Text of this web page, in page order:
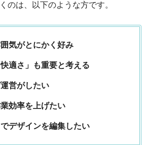
のは、以下のような方です。
気がとにかく好み
適さ」も重要と考える
営がしたい
効率を上げたい
デザインを編集したい